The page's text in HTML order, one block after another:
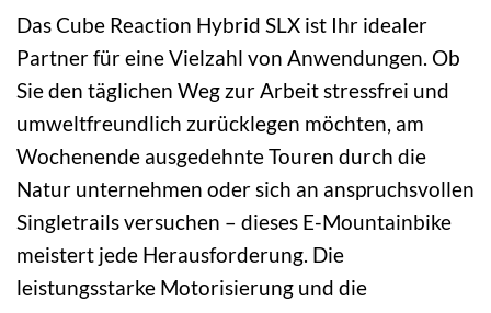
Das Cube Reaction Hybrid SLX ist Ihr idealer
Partner für eine Vielzahl von Anwendungen. Ob
Sie den täglichen Weg zur Arbeit stressfrei und
umweltfreundlich zurücklegen möchten, am
Wochenende ausgedehnte Touren durch die
Natur unternehmen oder sich an anspruchsvollen
Singletrails versuchen – dieses E-Mountainbike
meistert jede Herausforderung. Die
leistungsstarke Motorisierung und die